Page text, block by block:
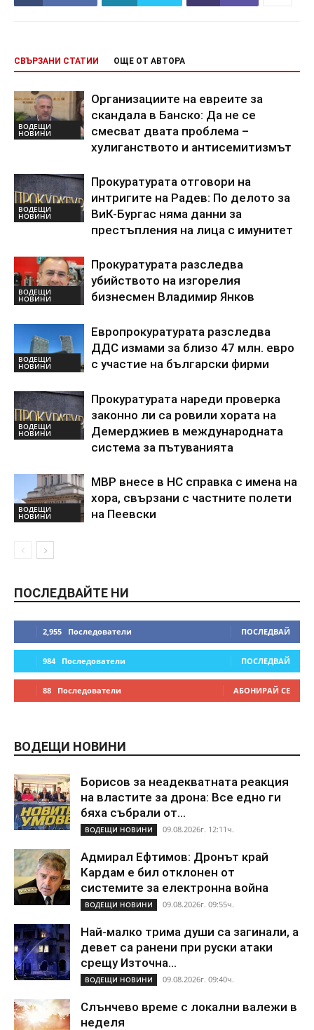
СВЪРЗАНИ СТАТИИ ОЩЕ ОТ АВТОРА
ВОДЕЩИ
НОВИНИ
Организациите на евреите за
скандала в Банско: Да не се
смесват двата проблема –
хулиганството и антисемитизмът
ВОДЕЩИ
НОВИНИ
Прокуратурата отговори на
интригите на Радев: По делото за
ВиК-Бургас няма данни за
престъпления на лица с имунитет
ВОДЕЩИ
НОВИНИ
Прокуратурата разследва
убийството на изгорелия
бизнесмен Владимир Янков
ВОДЕЩИ
НОВИНИ
Европрокуратурата разследва
ДДС измами за близо 47 млн. евро
с участие на български фирми
ВОДЕЩИ
НОВИНИ
Прокуратурата нареди проверка
законно ли са ровили хората на
Демерджиев в международната
система за пътуванията
ВОДЕЩИ
НОВИНИ
МВР внесе в НС справка с имена на
хора, свързани с частните полети
на Пеевски
ПОСЛЕДВАЙТЕ НИ
2,955 Последователи ПОСЛЕДВАЙ
984 Последователи ПОСЛЕДВАЙ
88 Последователи АБОНИРАЙ СЕ
ВОДЕЩИ НОВИНИ
Борисов за неадекватната реакция
на властите за дрона: Все едно ги
бяха събрали от...
ВОДЕЩИ НОВИНИ 09.08.2026г. 12:11ч.
Адмирал Ефтимов: Дронът край
Кардам е бил отклонен от
системите за електронна война
ВОДЕЩИ НОВИНИ 09.08.2026г. 09:55ч.
Най-малко трима души са загинали, а
девет са ранени при руски атаки
срещу Източна...
ВОДЕЩИ НОВИНИ 09.08.2026г. 09:40ч.
Слънчево време с локални валежи в
неделя